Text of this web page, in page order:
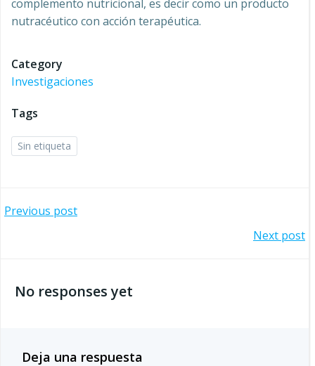
complemento nutricional, es decir como un producto
nutracéutico con acción terapéutica.
Category
Investigaciones
Tags
Sin etiqueta
Navegación
las
Previous post
por
las
entradas
Next post
No responses yet
Deja una respuesta